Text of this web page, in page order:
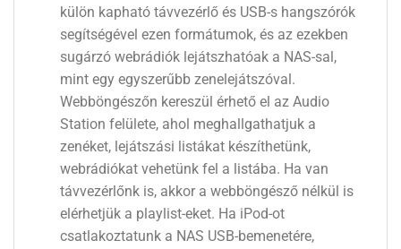
külön kapható távvezérlő és USB-s hangszórók
segítségével ezen formátumok, és az ezekben
sugárzó webrádiók lejátszhatóak a NAS-sal,
mint egy egyszerűbb zenelejátszóval.
Webböngészőn kereszül érhető el az Audio
Station felülete, ahol meghallgathatjuk a
zenéket, lejátszási listákat készíthetünk,
webrádiókat vehetünk fel a listába. Ha van
távvezérlőnk is, akkor a webböngésző nélkül is
elérhetjük a playlist-eket. Ha iPod-ot
csatlakoztatunk a NAS USB-bemenetére,